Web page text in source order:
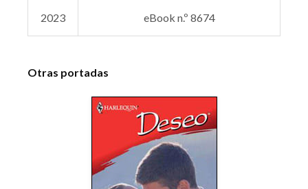
2023 eBook n.º 8674
Otras portadas